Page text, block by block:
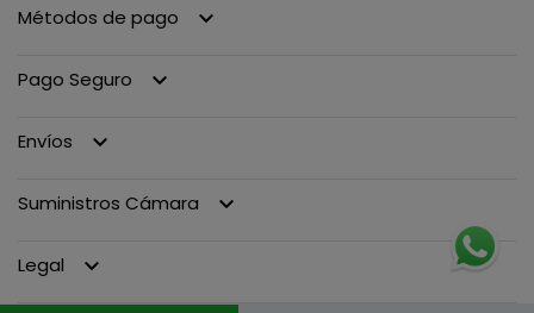
Métodos de pago keyboard_arrow_down
Pago Seguro keyboard_arrow_down
Envíos keyboard_arrow_down
Suministros Cámara keyboard_arrow_down
Legal keyboard_arrow_down